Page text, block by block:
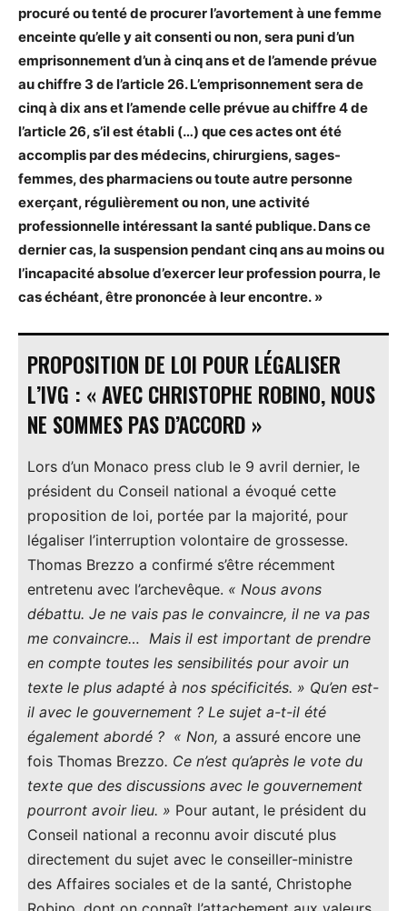
procuré ou tenté de procurer l’avortement à une femme
enceinte qu’elle y ait consenti ou non, sera puni d’un
emprisonnement d’un à cinq ans et de l’amende prévue
au chiffre 3 de l’article 26. L’emprisonnement sera de
cinq à dix ans et l’amende celle prévue au chiffre 4 de
l’article 26, s’il est établi (…) que ces actes ont été
accomplis par des médecins, chirurgiens, sages-
femmes, des pharmaciens ou toute autre personne
exerçant, régulièrement ou non, une activité
professionnelle intéressant la santé publique. Dans ce
dernier cas, la suspension pendant cinq ans au moins ou
l’incapacité absolue d’exercer leur profession pourra, le
cas échéant, être prononcée à leur encontre. »
PROPOSITION DE LOI POUR LÉGALISER
L’IVG : « AVEC CHRISTOPHE ROBINO, NOUS
NE SOMMES PAS D’ACCORD »
Lors d’un Monaco press club le 9 avril dernier, le
président du Conseil national a évoqué cette
proposition de loi, portée par la majorité, pour
légaliser l’interruption volontaire de grossesse.
Thomas Brezzo a confirmé s’être récemment
entretenu avec l’archevêque. « Nous avons
débattu. Je ne vais pas le convaincre, il ne va pas
me convaincre… Mais il est important de prendre
en compte toutes les sensibilités pour avoir un
texte le plus adapté à nos spécificités. » Qu’en est-
il avec le gouvernement ? Le sujet a-t-il été
également abordé ? « Non, a assuré encore une
fois Thomas Brezzo. Ce n’est qu’après le vote du
texte que des discussions avec le gouvernement
pourront avoir lieu. » Pour autant, le président du
Conseil national a reconnu avoir discuté plus
directement du sujet avec le conseiller-ministre
des Affaires sociales et de la santé, Christophe